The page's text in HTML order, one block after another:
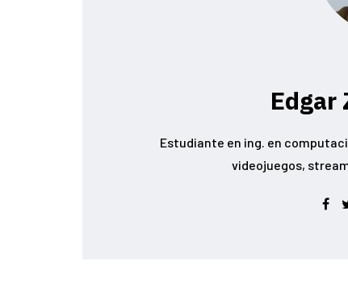
Edgar
Estudiante en ing. en
videojuegos,